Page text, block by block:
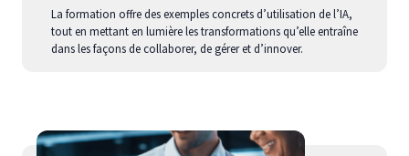
La formation offre des exemples concrets d’utilisation de l’IA,
tout en mettant en lumière les transformations qu’elle entraîne
dans les façons de collaborer, de gérer et d’innover.